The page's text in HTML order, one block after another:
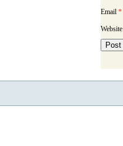
Email *
Website